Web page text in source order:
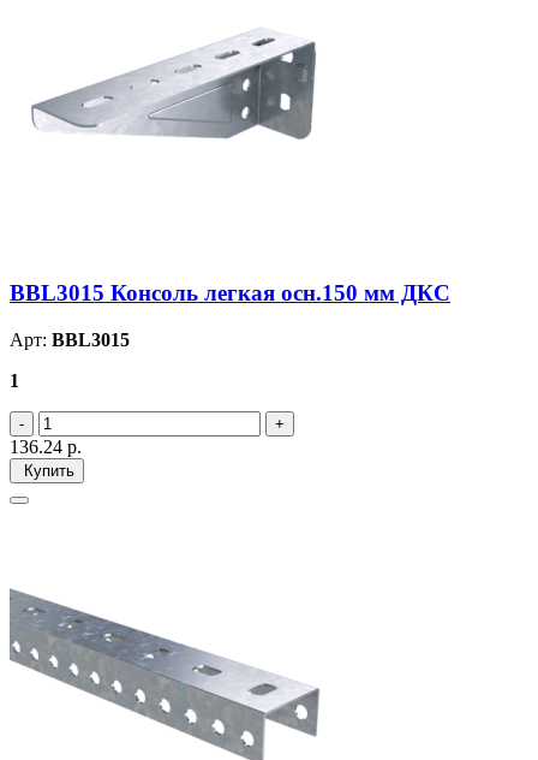
BBL3015 Консоль легкая осн.150 мм ДКС
Арт: BBL3015
1
136.24 р.
Купить